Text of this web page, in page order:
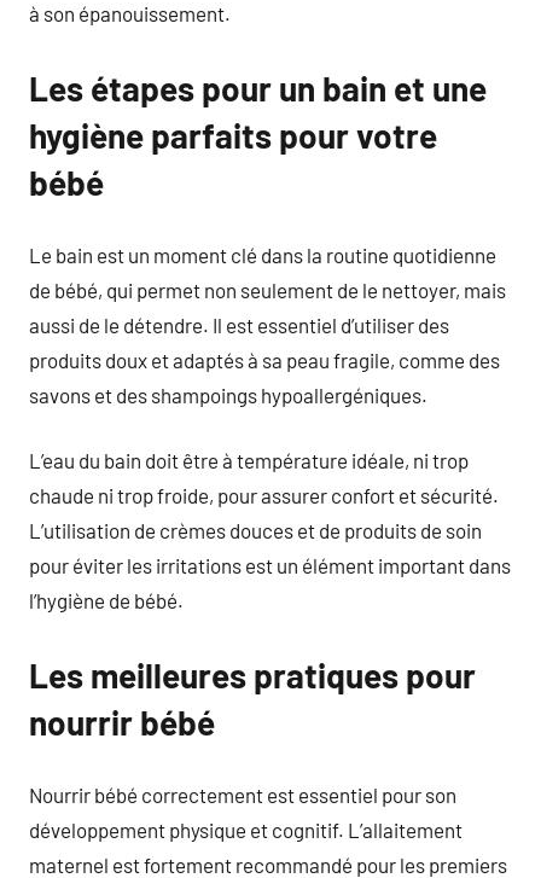
à son épanouissement.
Les étapes pour un bain et une
hygiène parfaits pour votre
bébé
Le bain est un moment clé dans la routine quotidienne
de bébé, qui permet non seulement de le nettoyer, mais
aussi de le détendre. Il est essentiel d’utiliser des
produits doux et adaptés à sa peau fragile, comme des
savons et des shampoings hypoallergéniques.
L’eau du bain doit être à température idéale, ni trop
chaude ni trop froide, pour assurer confort et sécurité.
L’utilisation de crèmes douces et de produits de soin
pour éviter les irritations est un élément important dans
l’hygiène de bébé.
Les meilleures pratiques pour
nourrir bébé
Nourrir bébé correctement est essentiel pour son
développement physique et cognitif. L’allaitement
maternel est fortement recommandé pour les premiers